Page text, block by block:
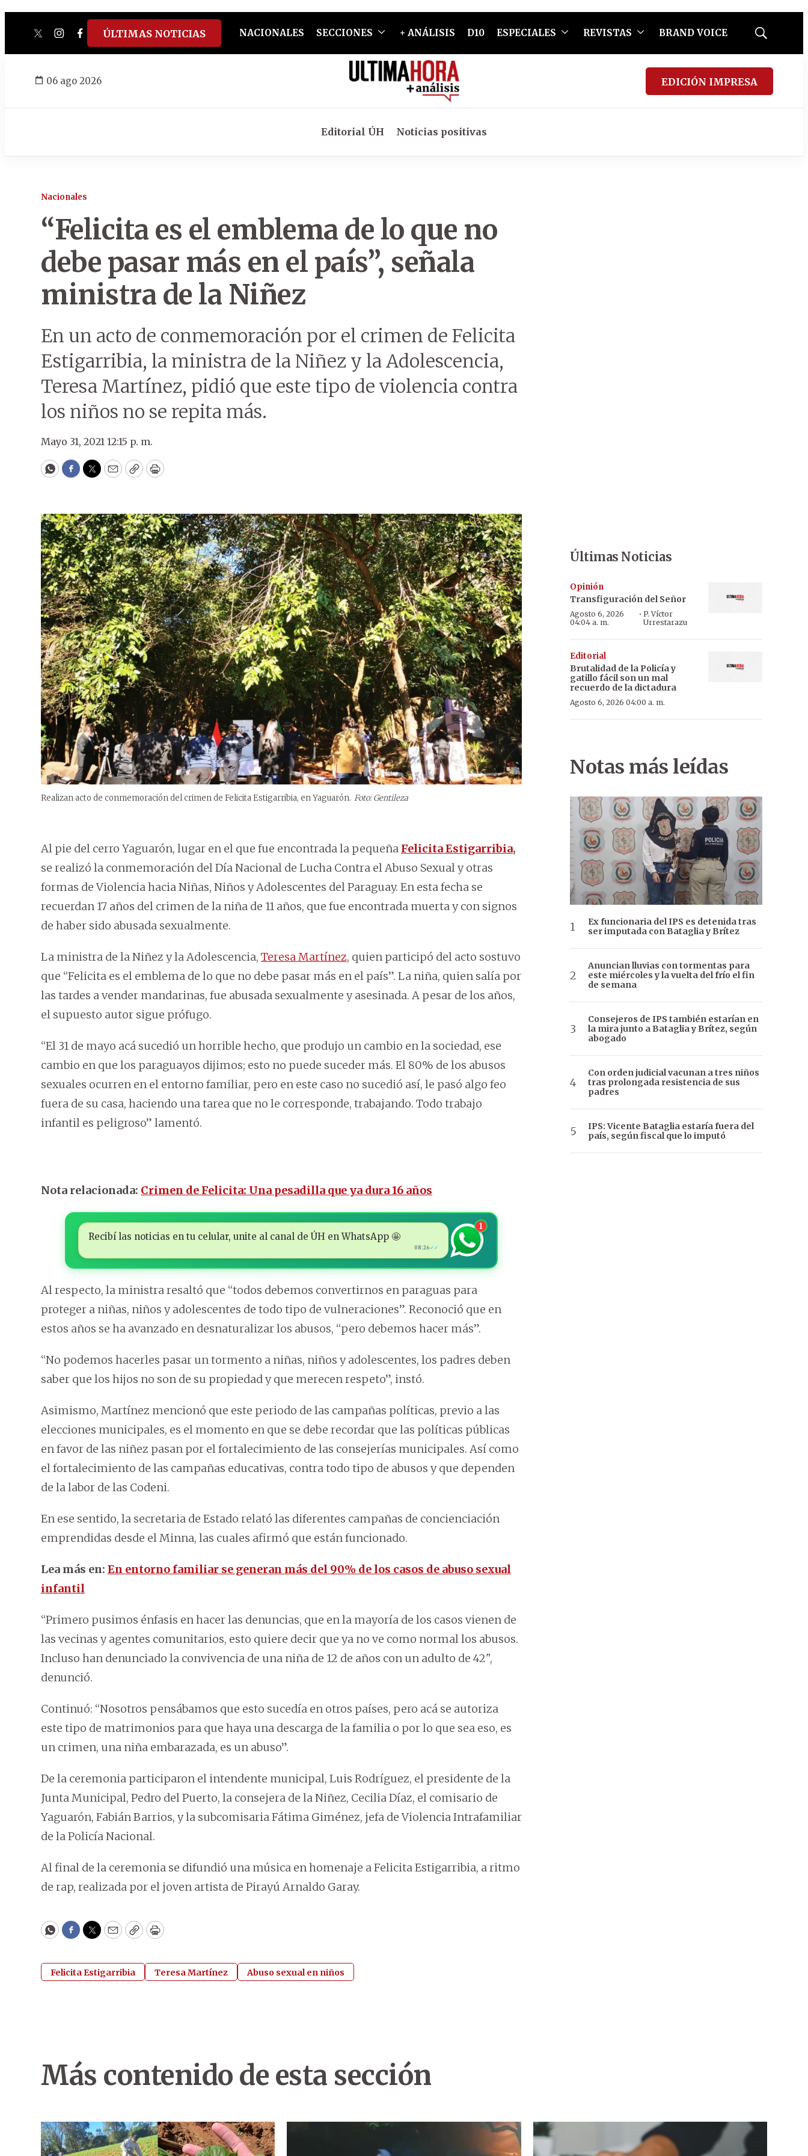
twitterinstagram
facebook
tiktokyoutube
spotify
ÚLTIMAS NOTICIAS NACIONALES SECCIONES + ANÁLISIS D10 ESPECIALES REVISTAS BRAND VOICE
Mostrar
06 ago 2026 EDICIÓN IMPRESA
Editorial ÚH Noticias positivas
Nacionales
“Felicita es el emblema de lo que no
debe pasar más en el país”, señala
ministra de la Niñez
En un acto de conmemoración por el crimen de Felicita
Estigarribia, la ministra de la Niñez y la Adolescencia,
Teresa Martínez, pidió que este tipo de violencia contra
los niños no se repita más.
Mayo 31, 2021 12:15 p. m.
WhatsApp
Facebook
Twitter
EmailCopyPrint
Realizan acto de conmemoración del crimen de Felicita Estigarribia, en Yaguarón. Foto: Gentileza
Al pie del cerro Yaguarón, lugar en el que fue encontrada la pequeña FelicitaEstigarribia,
se realizó la conmemoración del Día Nacional de Lucha Contra el Abuso Sexual y otras
formas de Violencia hacia Niñas, Niños y Adolescentes del Paraguay. En esta fecha se
recuerdan 17 años del crimen de la niña de 11 años, que fue encontrada muerta y con signos
de haber sido abusada sexualmente.
La ministra de la Niñez y la Adolescencia, Teresa Martínez, quien participó del acto sostuvo
que “Felicita es el emblema de lo que no debe pasar más en el país”. La niña, quien salía por
las tardes a vender mandarinas, fue abusada sexualmente y asesinada. A pesar de los años,
el supuesto autor sigue prófugo.
“El 31 de mayo acá sucedió un horrible hecho, que produjo un cambio en la sociedad, ese
cambio en que los paraguayos dijimos; esto no puede suceder más. El 80% de los abusos
sexuales ocurren en el entorno familiar, pero en este caso no sucedió así, le pasó algo feo
fuera de su casa, haciendo una tarea que no le corresponde, trabajando. Todo trabajo
infantil es peligroso” lamentó.
Nota relacionada: Crimen de Felicita: Una pesadilla que ya dura 16 años
Recibí las noticias en tu celular, unite al canal de ÚH en WhatsApp 🤩
08:26 ✓✓
1
Al respecto, la ministra resaltó que “todos debemos convertirnos en paraguas para
proteger a niñas, niños y adolescentes de todo tipo de vulneraciones”. Reconoció que en
estos años se ha avanzado en desnaturalizar los abusos, “pero debemos hacer más”.
“No podemos hacerles pasar un tormento a niñas, niños y adolescentes, los padres deben
saber que los hijos no son de su propiedad y que merecen respeto”, instó.
Asimismo, Martínez mencionó que este periodo de las campañas políticas, previo a las
elecciones municipales, es el momento en que se debe recordar que las políticas públicas
en favor de las niñez pasan por el fortalecimiento de las consejerías municipales. Así como
el fortalecimiento de las campañas educativas, contra todo tipo de abusos y que dependen
de la labor de las Codeni.
En ese sentido, la secretaria de Estado relató las diferentes campañas de concienciación
emprendidas desde el Minna, las cuales afirmó que están funcionado.
Lea más en: En entorno familiar se generan más del 90% de los casos de abuso sexual
infantil
“Primero pusimos énfasis en hacer las denuncias, que en la mayoría de los casos vienen de
las vecinas y agentes comunitarios, esto quiere decir que ya no ve como normal los abusos.
Incluso han denunciado la convivencia de una niña de 12 de años con un adulto de 42",
denunció.
Continuó: “Nosotros pensábamos que esto sucedía en otros países, pero acá se autoriza
este tipo de matrimonios para que haya una descarga de la familia o por lo que sea eso, es
un crimen, una niña embarazada, es un abuso”.
De la ceremonia participaron el intendente municipal, Luis Rodríguez, el presidente de la
Junta Municipal, Pedro del Puerto, la consejera de la Niñez, Cecilia Díaz, el comisario de
Yaguarón, Fabián Barrios, y la subcomisaria Fátima Giménez, jefa de Violencia Intrafamiliar
de la Policía Nacional.
Al final de la ceremonia se difundió una música en homenaje a Felicita Estigarribia, a ritmo
de rap, realizada por el joven artista de Pirayú Arnaldo Garay.
WhatsApp
Facebook
Twitter
EmailCopyPrint
Felicita Estigarribia Teresa Martínez Abuso sexual en niños
Últimas Noticias
Opinión
Transfiguración del Señor
Agosto 6, 2026
04:04 a. m.
· P. Víctor
Urrestarazu
Editorial
Brutalidad de la Policía y
gatillo fácil son un mal
recuerdo de la dictadura
Agosto 6, 2026 04:00 a. m.
Notas más leídas
Ex funcionaria del IPS es detenida tras
ser imputada con Bataglia y Brítez
Anuncian lluvias con tormentas para
este miércoles y la vuelta del frío el fin
de semana
Consejeros de IPS también estarían en
la mira junto a Bataglia y Brítez, según
abogado
Con orden judicial vacunan a tres niños
tras prolongada resistencia de sus
padres
IPS: Vicente Bataglia estaría fuera del
país, según fiscal que lo imputó
Más contenido de esta sección